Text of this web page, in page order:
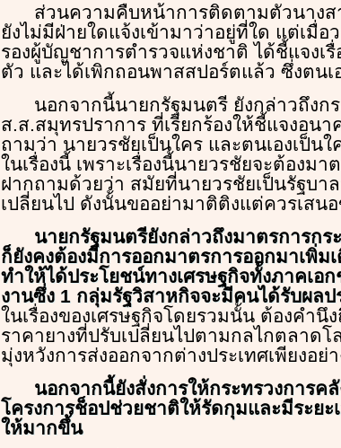
ส่วนความคืบหน้าการติดตามตัวนาง
ยังไม่มีฝ่ายใดแจ้งเข้ามาว่าอยู่ที่ใด แต่เมื่
รองผู้บัญชาการตำรวจแห่งชาติ ได้ชี้แจง
ตัว และได้เพิกถอนพาสสปอร์ตแล้ว ซึ่งตนเ
นอกจากนี้นายกรัฐมนตรี ยังกล่าวถึง
ส.ส.สมุทรปราการ ที่เรียกร้องให้ชี้แจงอน
ถามว่า นายวรชัยเป็นใคร และตนเองเป็น
ในเรื่องนี้ เพราะเรื่องนี้นายวรชัยจะต้องม
ฝากถามด้วยว่า สมัยที่นายวรชัยเป็นรัฐบา
เปลี่ยนไป ดังนั้นขออย่ามาติติงแต่ควรเสน
นายกรัฐมนตรียังกล่าวถึงมาตรการก
ก็ยังคงต้องมีการออกมาตรการออกมาเพิ่
ทำให้ได้ประโยชน์ทางเศรษฐกิจทั้งภาคเอ
งานซึ่ง 1 กลุ่มรัฐวิสาหกิจจะมีคนได้รับผล
ในเรื่องของเศรษฐกิจโดยรวมนั้น ต้องคำนึ
ราคายางที่ปรับเปลี่ยนไปตามกลไกตลาด
มุ่งหวังการส่งออกจากต่างประเทศเพียงอย่
นอกจากนี้ยังสั่งการให้กระทรวงการค
โครงการช็อปช่วยชาติให้รัดกุมและมีระยะ
ให้มากขึ้น